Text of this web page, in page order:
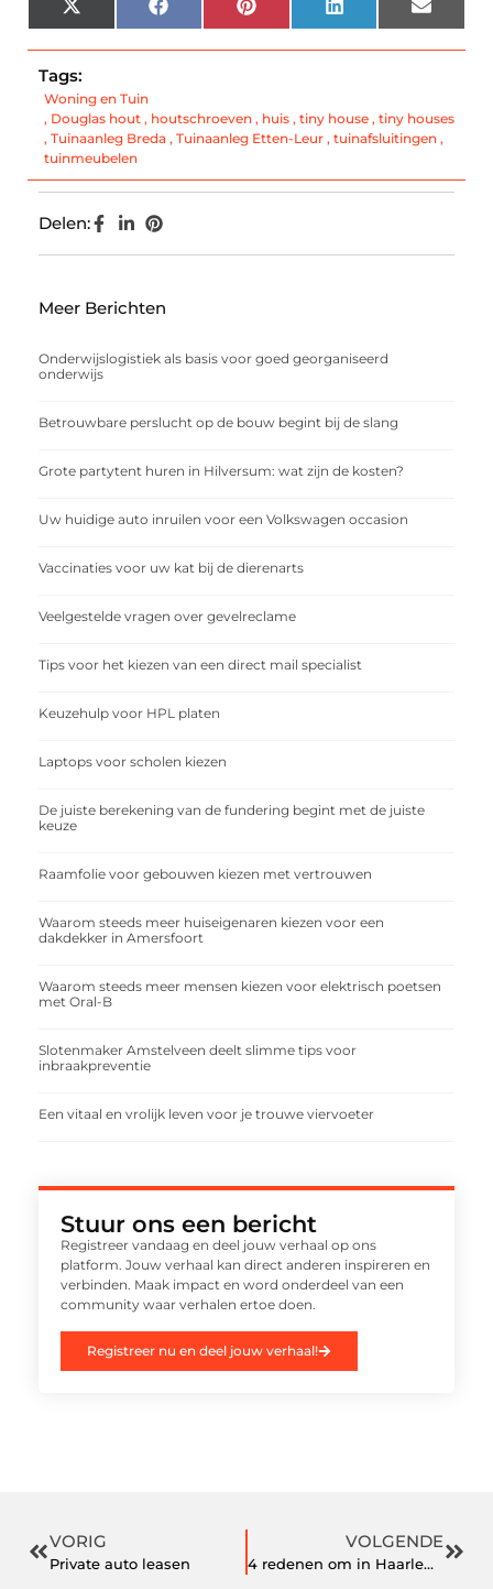
X
(Twitter)
Facebook Pinterest LinkedIn Email
Tags:
Woning en Tuin
, Douglas hout , houtschroeven , huis , tiny house , tiny houses
, Tuinaanleg Breda , Tuinaanleg Etten-Leur , tuinafsluitingen ,
tuinmeubelen
Delen:
Meer Berichten
Onderwijslogistiek als basis voor goed georganiseerd
onderwijs
Betrouwbare perslucht op de bouw begint bij de slang
Grote partytent huren in Hilversum: wat zijn de kosten?
Uw huidige auto inruilen voor een Volkswagen occasion
Vaccinaties voor uw kat bij de dierenarts
Veelgestelde vragen over gevelreclame
Tips voor het kiezen van een direct mail specialist
Keuzehulp voor HPL platen
Laptops voor scholen kiezen
De juiste berekening van de fundering begint met de juiste
keuze
Raamfolie voor gebouwen kiezen met vertrouwen
Waarom steeds meer huiseigenaren kiezen voor een
dakdekker in Amersfoort
Waarom steeds meer mensen kiezen voor elektrisch poetsen
met Oral-B
Slotenmaker Amstelveen deelt slimme tips voor
inbraakpreventie
Een vitaal en vrolijk leven voor je trouwe viervoeter
Stuur ons een bericht
Registreer vandaag en deel jouw verhaal op ons
platform. Jouw verhaal kan direct anderen inspireren en
verbinden. Maak impact en word onderdeel van een
community waar verhalen ertoe doen.
Registreer nu en deel jouw verhaal!
VORIG
Private auto leasen
VOLGENDE
4 redenen om in Haarlem te wonen